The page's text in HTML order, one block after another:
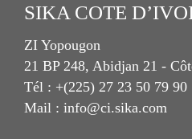
SIKA COTE
ZI Yopougon
21 BP 248, Abidjan 21 -
Tél : +(225) 27 23 50 79 90
Mail : info@ci.sika.com